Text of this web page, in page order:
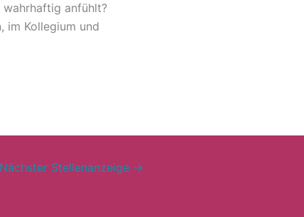
wahrhaftig anfühlt?
im Kollegium und
Nächster Stellenanzeige →